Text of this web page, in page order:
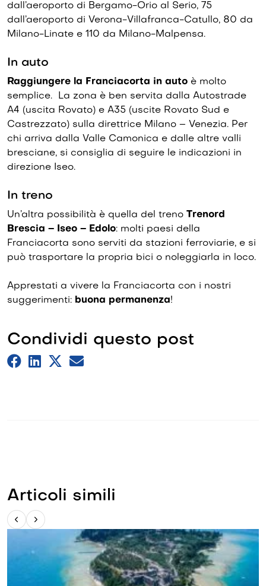
dall’aeroporto di Bergamo-Orio al Serio, 75
dall’aeroporto di Verona-Villafranca-Catullo, 80 da
Milano-Linate e 110 da Milano-Malpensa.
In auto
Raggiungere la Franciacorta in auto è molto
semplice. La zona è ben servita dalla Autostrade
A4 (uscita Rovato) e A35 (uscite Rovato Sud e
Castrezzato) sulla direttrice Milano – Venezia. Per
chi arriva dalla Valle Camonica e dalle altre valli
bresciane, si consiglia di seguire le indicazioni in
direzione Iseo.
In treno
Un’altra possibilità è quella del treno Trenord
Brescia – Iseo – Edolo: molti paesi della
Franciacorta sono serviti da stazioni ferroviarie, e si
può trasportare la propria bici o noleggiarla in loco.
Apprestati a vivere la Franciacorta con i nostri
suggerimenti: buona permanenza!
Condividi questo post
Articoli simili